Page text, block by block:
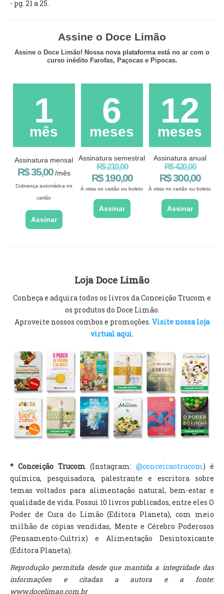
- pg. 21 a 25.
Assine o Doce Limão
Assine o Doce Limão! Nossa nova plataforma está no ar com o
curso inédito Farofas, Paçocas e Pipocas.
1
mês
Assinatura mensal
R$ 35,00/mês
Cobrança automática no
cartão
Assinar
6
meses
Assinatura semestral
R$ 210,00
R$ 190,00
À vista no cartão ou boleto
Assinar
12
meses
Assinatura anual
R$ 420,00
R$ 300,00
À vista no cartão ou boleto
Assinar
Loja Doce Limão
Conheça e adquira todos os livros da Conceição Trucom e
os produtos do Doce Limão.
Aproveite nossos combos e promoções. Visite nossa loja
virtual aqui.
* Conceição Trucom (Instagram: @conceicaotrucom) é
química, pesquisadora, palestrante e escritora sobre
temas voltados para alimentação natural, bem-estar e
qualidade de vida. Possui 10 livros publicados, entre eles O
Poder de Cura do Limão (Editora Planeta), com meio
milhão de cópias vendidas, Mente e Cérebro Poderosos
(Pensamento-Cultrix) e Alimentação Desintoxicante
(Editora Planeta).
Reprodução permitida desde que mantida a integridade das
informações e citadas a autora e a fonte:
www.docelimao.com.br